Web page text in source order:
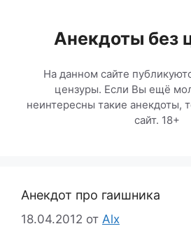
содержимомуАнекдоты без
На данном сайте
цензуры. Если Вы ещё
неинтересны такие анекдоты,
сайт. 18+
Анекдот про гаишника
18.04.2012 от Alx